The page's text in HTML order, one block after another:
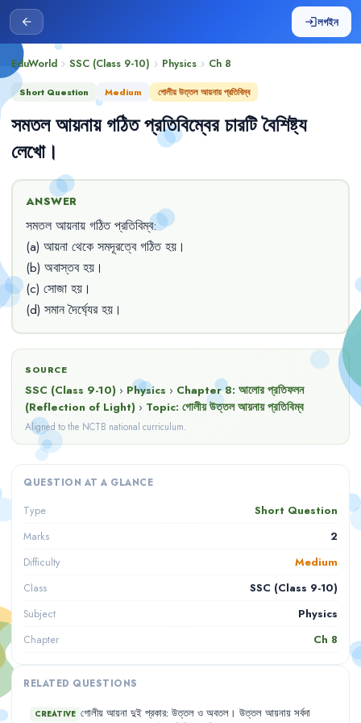
arrow_back loginলগইন
EduWorld chevron_right SSC (Class 9-10) chevron_right Physics chevron_right Ch 8
Short Question Medium গোলীয় উত্তল আয়নায় প্রতিবিম্ব
সমতল আয়নায় গঠিত প্রতিবিম্বের চারটি বৈশিষ্ট্য
লেখো।
ANSWER
সমতল আয়নায় গঠিত প্রতিবিম্ব:
(a) আয়না থেকে সমদূরত্বে গঠিত হয়।
(b) অবাস্তব হয়।
(c) সোজা হয়।
(d) সমান দৈর্ঘ্যের হয়।
SOURCE
SSC (Class 9-10) › Physics › Chapter8: আলোর প্রতিফলন
(Reflection of Light) › Topic: গোলীয় উত্তল আয়নায় প্রতিবিম্ব
Aligned to the NCTB national curriculum.
QUESTION AT A GLANCE
Type Short Question
Marks 2
Difficulty Medium
Class SSC (Class 9-10)
Subject Physics
Chapter Ch 8
RELATED QUESTIONS
CREATIVE গোলীয় আয়না দুই প্রকার: উত্তল ও অবতল । উত্তল আয়নায় সর্বদা